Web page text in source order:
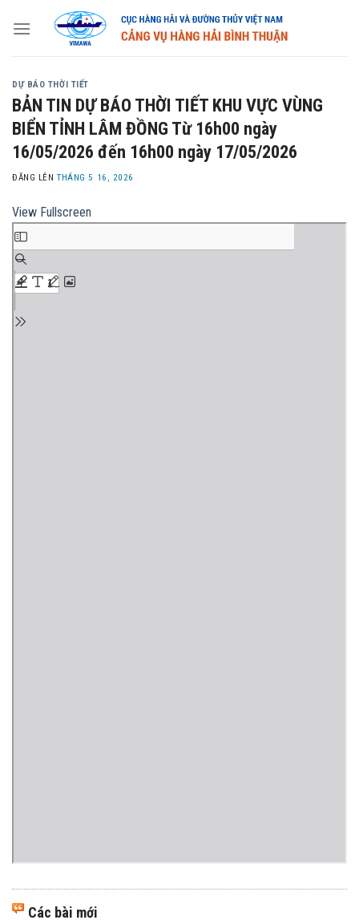
DỰ BÁO THỜI TIẾT
BẢN TIN DỰ BÁO THỜI TIẾT KHU VỰC VÙNG
BIỂN TỈNH LÂM ĐỒNG Từ 16h00 ngày
16/05/2026 đến 16h00 ngày 17/05/2026
ĐĂNG LÊNTHÁNG 5 16, 2026
View Fullscreen
Các bài mới